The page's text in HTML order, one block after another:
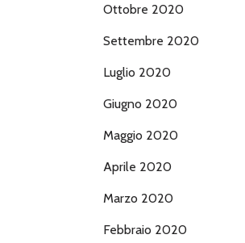
Ottobre 2020
Settembre 2020
Luglio 2020
Giugno 2020
Maggio 2020
Aprile 2020
Marzo 2020
Febbraio 2020